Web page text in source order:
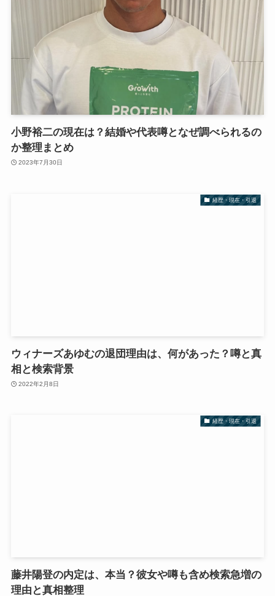
小野裕二の現在は？結婚や代表噂となぜ調べられるの
か整理まとめ
2023年7月30日
経歴・現在・引退
ウィナーズあゆむの退団理由は、何があった？噂と真
相と検索背景
2022年2月8日
経歴・現在・引退
藤井陽登の内定は、本当？彼女や噂も含め検索急増の
理由と真相整理